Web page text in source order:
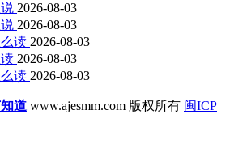
2026-08-03
2026-08-03
读 2026-08-03
2026-08-03
读 2026-08-03
道 www.ajesmm.com 版权所有 闽ICP